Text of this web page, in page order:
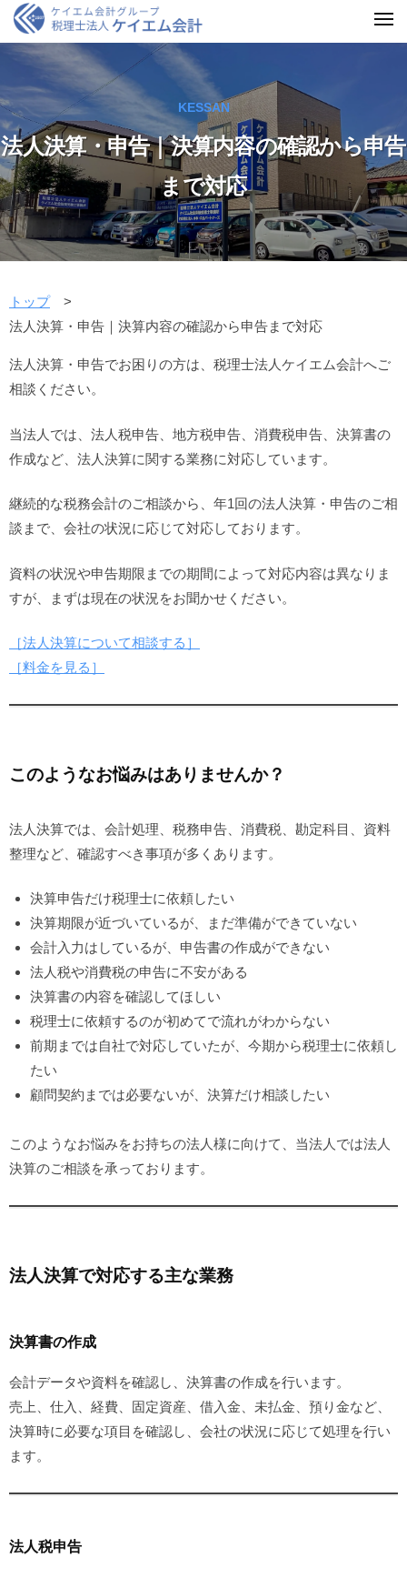
KESSAN
法人決算・申告｜決算内容の確認から申告
まで対応
トップ
法人決算・申告｜決算内容の確認から申告まで対応
法人決算・申告でお困りの方は、税理士法人ケイエム会計へご
相談ください。
当法人では、法人税申告、地方税申告、消費税申告、決算書の
作成など、法人決算に関する業務に対応しています。
継続的な税務会計のご相談から、年1回の法人決算・申告のご相
談まで、会社の状況に応じて対応しております。
資料の状況や申告期限までの期間によって対応内容は異なりま
すが、まずは現在の状況をお聞かせください。
［法人決算について相談する］
［料金を見る］
このようなお悩みはありませんか？
法人決算では、会計処理、税務申告、消費税、勘定科目、資料
整理など、確認すべき事項が多くあります。
決算申告だけ税理士に依頼したい
決算期限が近づいているが、まだ準備ができていない
会計入力はしているが、申告書の作成ができない
法人税や消費税の申告に不安がある
決算書の内容を確認してほしい
税理士に依頼するのが初めてで流れがわからない
前期までは自社で対応していたが、今期から税理士に依頼し
たい
顧問契約までは必要ないが、決算だけ相談したい
このようなお悩みをお持ちの法人様に向けて、当法人では法人
決算のご相談を承っております。
法人決算で対応する主な業務
決算書の作成
会計データや資料を確認し、決算書の作成を行います。
売上、仕入、経費、固定資産、借入金、未払金、預り金など、
決算時に必要な項目を確認し、会社の状況に応じて処理を行い
ます。
法人税申告